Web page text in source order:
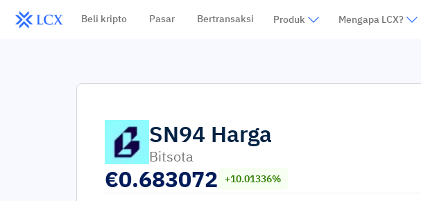
Beli kripto Pasar Bertransaksi Produk Mengapa LCX?
SN94 Harga
Bitsota
€0.683072 +10.01336%